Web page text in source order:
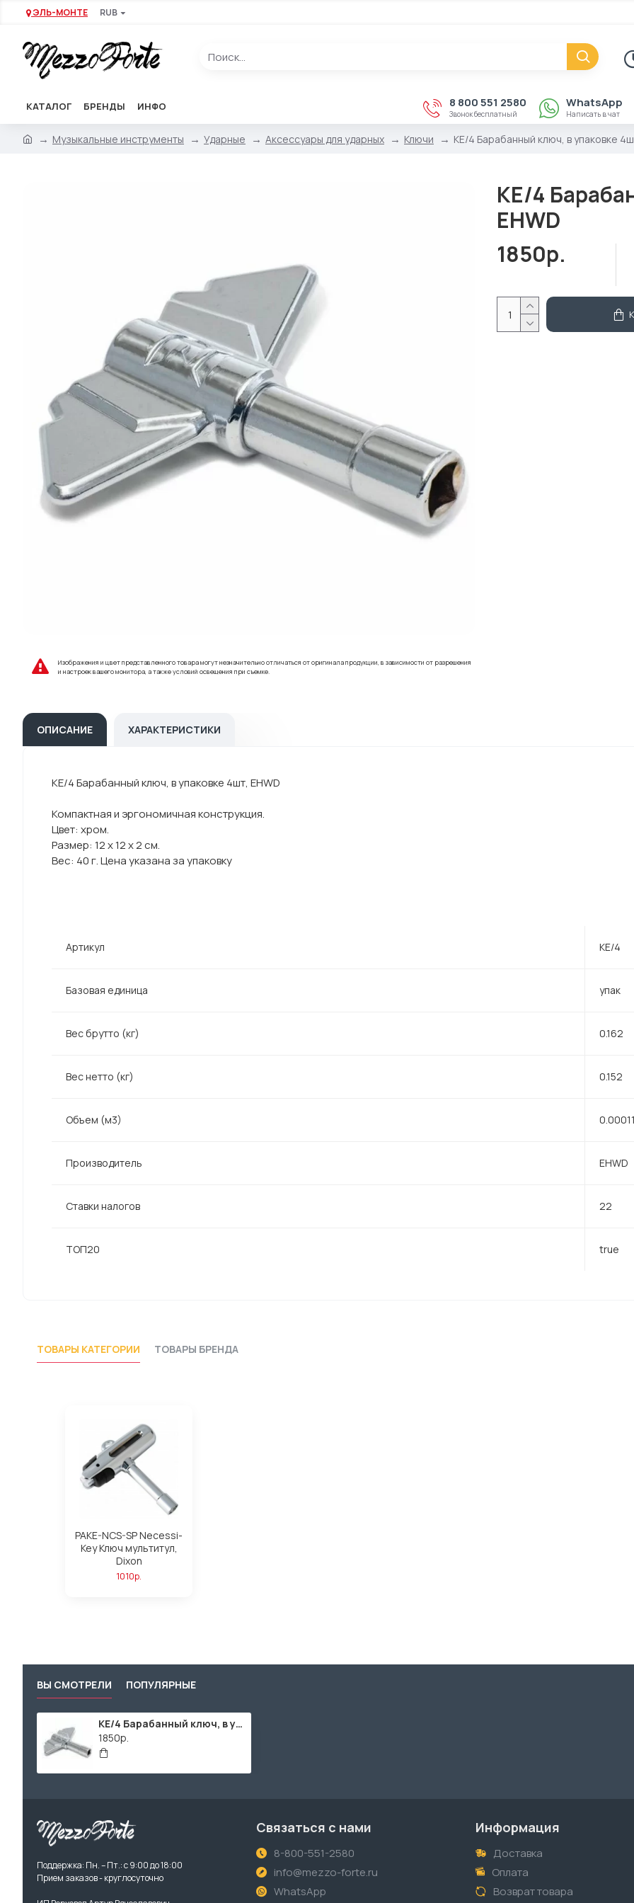
ЭЛЬ-МОНТЕ RUB
КАТАЛОГ БРЕНДЫ ИНФО 8 800 551 2580
Звонок бесплатный
WhatsApp
Написать в чат
Музыкальные инструменты Ударные Аксессуары для ударных Ключи KE/4 Барабанный ключ, в упаковке
Изображения и цвет представленного товара могут незначительно отличаться от оригинала продукции, в зависимости от разрешения
и настроек вашего монитора, а также условий освещения при съемке.
KE/4
EHWD
1850р.
ОПИСАНИЕ ХАРАКТЕРИСТИКИ
KE/4 Барабанный ключ, в упаковке 4шт, EHWD
Компактная и эргономичная конструкция.
Цвет: хром.
Размер: 12 х 12 х 2 см.
Вес: 40 г. Цена указана за упаковку
Артикул KE/4
Базовая единица упак
Вес брутто (кг) 0.162
Вес нетто (кг) 0.152
Объем (м3)
Производитель EHWD
Ставки налогов 22
ТОП20 true
ТОВАРЫ КАТЕГОРИИ ТОВАРЫ БРЕНДА
PAKE-NCS-SP Necessi-
Key Ключ мультитул,
Dixon
1010р.
ВЫ СМОТРЕЛИ ПОПУЛЯРНЫЕ
KE/4 Барабанный ключ, в упаковке 4шт, EHWD
1850р.
Поддержка: Пн. – Пт.: с 9:00 до 18:00
Прием заказов - круглосуточно
Связаться с нами
8-800-551-2580
info@mezzo-forte.ru
WhatsApp
Информация
Доставка
Оплата
Возврат товара